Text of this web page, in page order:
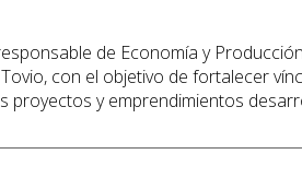
de Economía y
con el objetivo de fortalecer
proyectos y emprendimientos